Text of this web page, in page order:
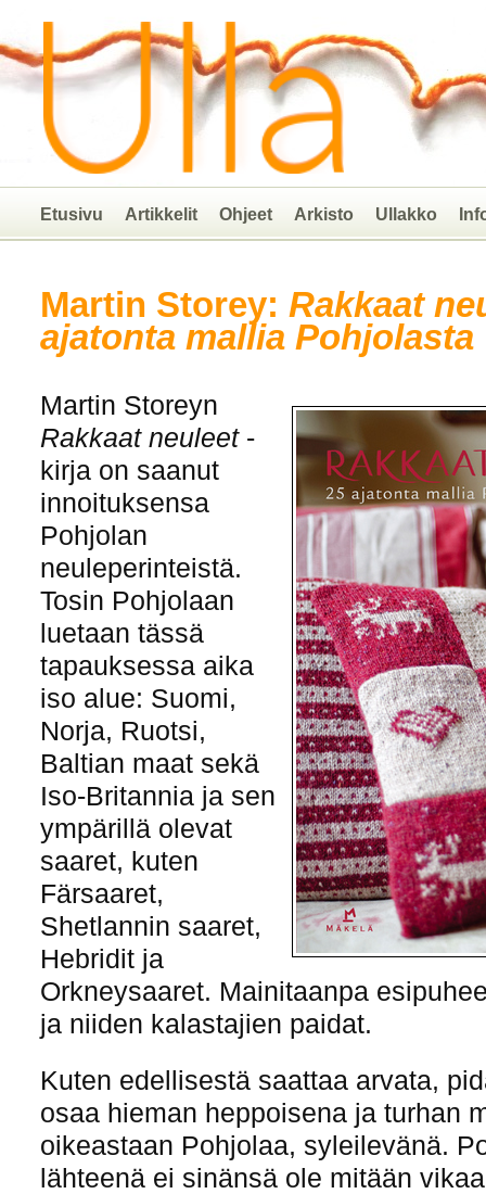
Etusivu Artikkelit Ohjeet Arkisto Ullakko
Martin Storey: Rakkaat
ajatonta mallia Pohjolasta
Martin Storeyn
Rakkaat neuleet-
kirja on saanut
innoituksensa
Pohjolan
neuleperinteistä.
Tosin Pohjolaan
luetaan tässä
tapauksessa aika
iso alue: Suomi,
Norja, Ruotsi,
Baltian maat sekä
Iso-Britannia ja sen
ympärillä olevat
saaret, kuten
Färsaaret,
Shetlannin saaret,
Hebridit ja
Orkneysaaret. Mainitaanpa
ja niiden kalastajien paidat.
Kuten edellisestä saattaa arvata,
osaa hieman heppoisena ja turhan
oikeastaan Pohjolaa, syleilevänä.
lähteenä ei sinänsä ole mitään